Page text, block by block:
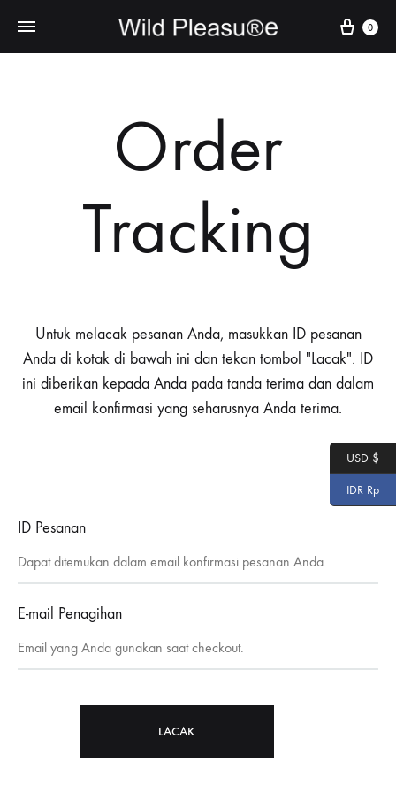
Cart
0
Order
Tracking
Untuk melacak pesanan Anda, masukkan ID pesanan
Anda di kotak di bawah ini dan tekan tombol "Lacak". ID
ini diberikan kepada Anda pada tanda terima dan dalam
email konfirmasi yang seharusnya Anda terima.
ID Pesanan
E-mail Penagihan
LACAK
USD $
IDR Rp